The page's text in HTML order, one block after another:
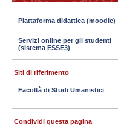
Piattaforma didattica (moodle)
Servizi online per gli studenti
(sistema ESSE3)
Siti di riferimento
Facoltà di Studi Umanistici
Condividi questa pagina